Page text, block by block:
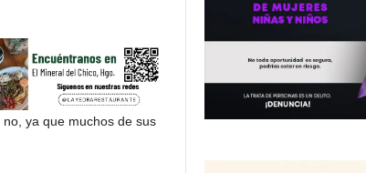
ya que muchos de sus